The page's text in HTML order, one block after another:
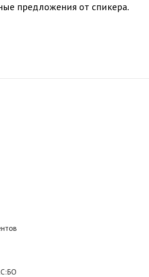
предложения от спикера.